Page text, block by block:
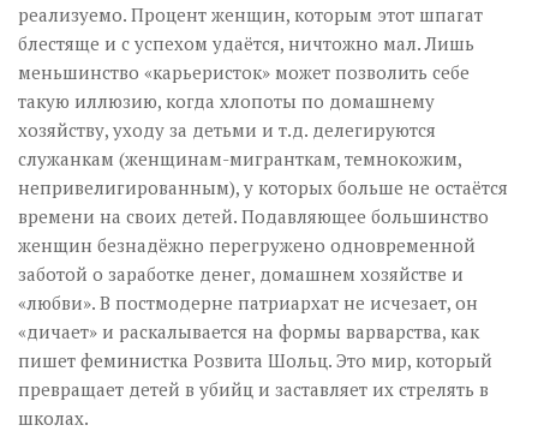
реализуемо. Процент женщин, которым этот шпагат
блестяще и с успехом удаётся, ничтожно мал. Лишь
меньшинство «карьеристок» может позволить себе
такую иллюзию, когда хлопоты по домашнему
хозяйству, уходу за детьми и т.д. делегируются
служанкам (женщинам-мигранткам, темнокожим,
непривелигированным), у которых больше не остаётся
времени на своих детей. Подавляющее большинство
женщин безнадёжно перегружено одновременной
заботой о заработке денег, домашнем хозяйстве и
«любви». В постмодерне патриархат не исчезает, он
«дичает» и раскалывается на формы варварства, как
пишет феминистка Розвита Шольц. Это мир, который
превращает детей в убийц и заставляет их стрелять в
школах.